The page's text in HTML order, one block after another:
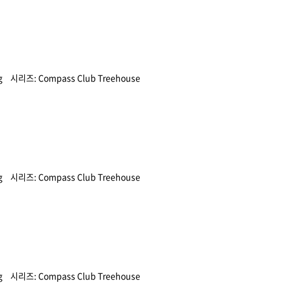
Compass Club Treehouse
Compass Club Treehouse
Compass Club Treehouse